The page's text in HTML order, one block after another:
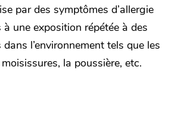
par des symptômes d’allergie
une exposition répétée à des
l’environnement tels que les
la poussière, etc.